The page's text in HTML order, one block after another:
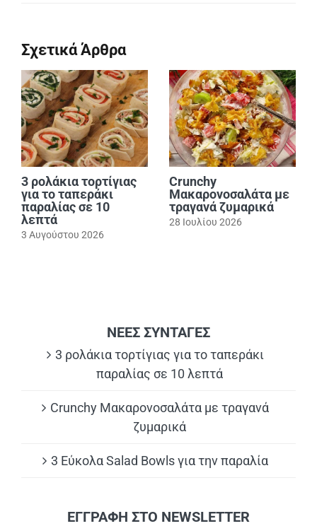
Σχετικά Άρθρα
3 ρολάκια τορτίγιας
για το ταπεράκι
παραλίας σε 10
λεπτά
3 Αυγούστου 2026
Crunchy
Μακαρονοσαλάτα με
τραγανά ζυμαρικά
28 Ιουλίου 2026
ΝΕΕΣ ΣΥΝΤΑΓΕΣ
3 ρολάκια τορτίγιας για το ταπεράκι
παραλίας σε 10 λεπτά
Crunchy Μακαρονοσαλάτα με τραγανά
ζυμαρικά
3 Εύκολα Salad Bowls για την παραλία
ΕΓΓΡΑΦΗ ΣΤΟ NEWSLETTER